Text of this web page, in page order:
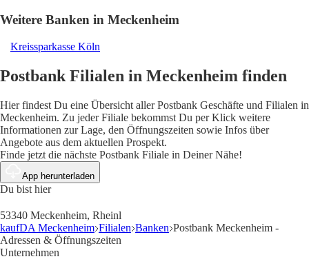
Weitere Banken in Meckenheim
Kreissparkasse Köln
Postbank Filialen in Meckenheim finden
Hier findest Du eine Übersicht aller Postbank Geschäfte und Filialen in
Meckenheim. Zu jeder Filiale bekommst Du per Klick weitere
Informationen zur Lage, den Öffnungszeiten sowie Infos über
Angebote aus dem aktuellen Prospekt.
Finde jetzt die nächste Postbank Filiale in Deiner Nähe!
App herunterladen
Du bist hier
53340 Meckenheim, Rheinl
kaufDA Meckenheim Filialen Banken Postbank Meckenheim -
Adressen & Öffnungszeiten
Unternehmen